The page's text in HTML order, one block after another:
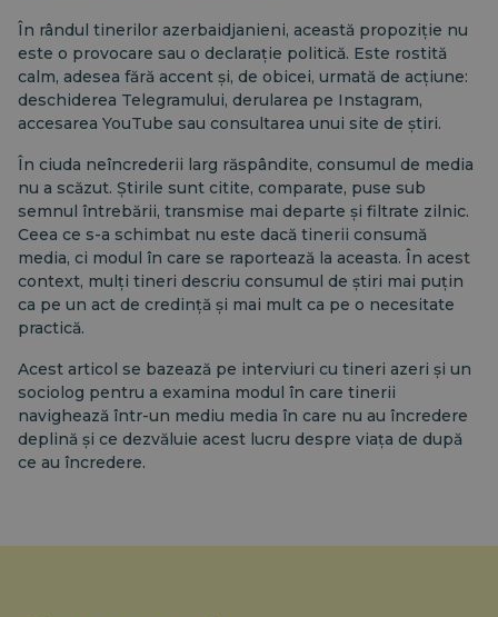
În rândul tinerilor azerbaidjanieni, această propoziție nu
este o provocare sau o declarație politică. Este rostită
calm, adesea fără accent și, de obicei, urmată de acțiune:
deschiderea Telegramului, derularea pe Instagram,
accesarea YouTube sau consultarea unui site de știri.
În ciuda neîncrederii larg răspândite, consumul de media
nu a scăzut. Știrile sunt citite, comparate, puse sub
semnul întrebării, transmise mai departe și filtrate zilnic.
Ceea ce s-a schimbat nu este dacă tinerii consumă
media, ci modul în care se raportează la aceasta. În acest
context, mulți tineri descriu consumul de știri mai puțin
ca pe un act de credință și mai mult ca pe o necesitate
practică.
Acest articol se bazează pe interviuri cu tineri azeri și un
sociolog pentru a examina modul în care tinerii
navighează într-un mediu media în care nu au încredere
deplină și ce dezvăluie acest lucru despre viața de după
ce au încredere.